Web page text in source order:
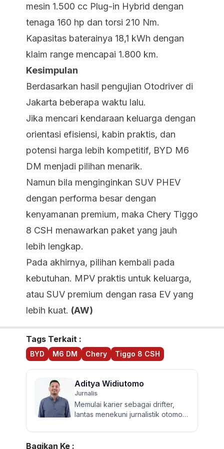
mesin 1.500 cc Plug-in Hybrid dengan
tenaga 160 hp dan torsi 210 Nm.
Kapasitas baterainya 18,1 kWh dengan
klaim range mencapai 1.800 km.
Kesimpulan
Berdasarkan hasil pengujian Otodriver di
Jakarta beberapa waktu lalu.
Jika mencari kendaraan keluarga dengan
orientasi efisiensi, kabin praktis, dan
potensi harga lebih kompetitif, BYD M6
DM menjadi pilihan menarik.
Namun bila menginginkan SUV PHEV
dengan performa besar dengan
kenyamanan premium, maka Chery Tiggo
8 CSH menawarkan paket yang jauh
lebih lengkap.
Pada akhirnya, pilihan kembali pada
kebutuhan. MPV praktis untuk keluarga,
atau SUV premium dengan rasa EV yang
lebih kuat. (AW)
Tags Terkait :
BYD M6 DM Chery Tiggo 8 CSH
Aditya Widiutomo
Jurnalis
Memulai karier sebagai drifter,
lantas menekuni jurnalistik otomotif
Walau sering mereview...
Bagikan Ke :